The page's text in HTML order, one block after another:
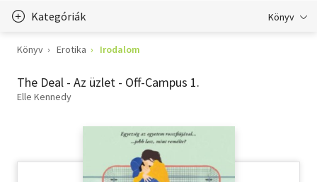
Kategóriák Könyv
Életmód, egészség
Erotika
Könyv Erotika Irodalom
The Deal - Az üzlet - Off-Campus 1.
Elle Kennedy